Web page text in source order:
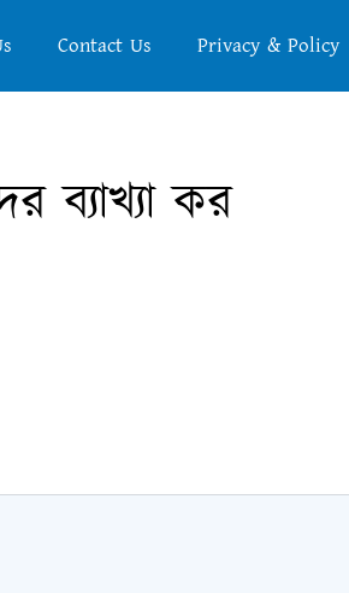
Contact Us Privacy & Policy
ব্যাখ্যা কর